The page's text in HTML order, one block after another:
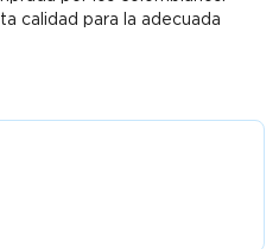
calidad para la adecuada